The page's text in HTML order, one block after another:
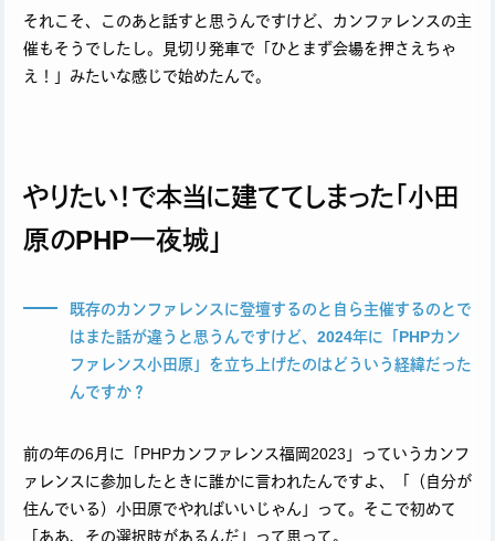
それこそ、このあと話すと思うんですけど、カンファレンスの主
催もそうでしたし。見切り発車で「ひとまず会場を押さえちゃ
え！」みたいな感じで始めたんで。
やりたい！で本当に建ててしまった「小田
原のPHP一夜城」
既存のカンファレンスに登壇するのと自ら主催するのとで
はまた話が違うと思うんですけど、2024年に「PHPカン
ファレンス小田原」を立ち上げたのはどういう経緯だった
んですか？
前の年の6月に「PHPカンファレンス福岡2023」っていうカンフ
ァレンスに参加したときに誰かに言われたんですよ、「（自分が
住んでいる）小田原でやればいいじゃん」って。そこで初めて
「ああ、その選択肢があるんだ」って思って。